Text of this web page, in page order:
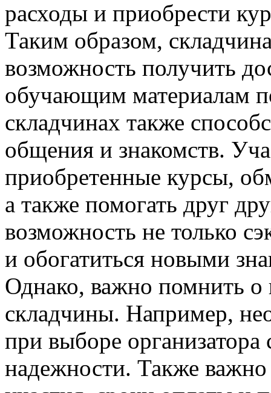
расходы и приобрести
Таким образом,
возможность получить
обучающим материалам
складчинах также
общения и знакомств.
приобретенные курсы,
а также помогать друг
возможность не только
и обогатиться новыми
Однако, важно помнить о
складчины. Например,
при выборе организатора
надежности. Также важно